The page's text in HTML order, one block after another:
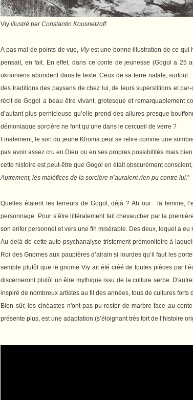
Viy illustré par Constantin Kousnetzoff
A pas mal de points de vue, Viyest une bonne illustration de ce qui
pensait, en fait. En effet, dans ce conte de jeunesse (Gogol a 25
ukrainiens abondent dans le texte. Ceux de sa terre natale,
des traditions des paysans de chez lui, de leurs superstitions et
récit de Gogol a beau être vivant, grotesque et remarquablement
d’autant plus pernicieuse qu’elle prend des allures presque
démoniaque sorcière ne font qu’une dans le cercueil de verre ?
Finalement, le sort du jeune Khoma peut se relire comme une
pas avoir assez cru en Dieu ou en ses propres possibilités mais
cette histoire est peut-être que Gogol en était obscurément
Autrement, les maléfices de la sorcière n’auraient rien pu contre lui."
Quelles étaient les terreurs de Gogol, déjà ? Ah oui : la femme,
personnage. Pour s’être littéralement fait chevaucher par la
son enfer personnel et vers une fin misérable. Des deux, lequel a eu
Au-delà de cette auto-psychanalyse tristement prémonitoire à
Roi des Gnomes aux paupières d’airain si lourdes qu’il faut les
semble plutôt que le gnome Viy ait été créé de toutes pièces par
discerneront plutôt un être mythique issu de la culture serbe.
inspiré de nombreux artistes au fil des années, tous de cultures forts
Bien sûr, les cinéastes n'ont pas pu rester de marbre face au
présente plus, est une adaptation (s’éloignant très fort de l’histoire